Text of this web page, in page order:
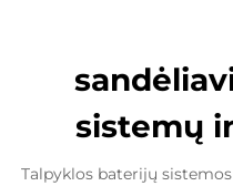
sistemų
Talpyklos baterijų